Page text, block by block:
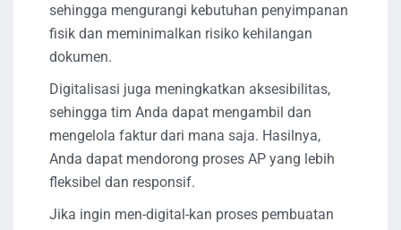
sehingga mengurangi kebutuhan penyimpanan
fisik dan meminimalkan risiko kehilangan
dokumen.
Digitalisasi juga meningkatkan aksesibilitas,
sehingga tim Anda dapat mengambil dan
mengelola faktur dari mana saja. Hasilnya,
Anda dapat mendorong proses AP yang lebih
fleksibel dan responsif.
Jika ingin men-digital-kan proses pembuatan